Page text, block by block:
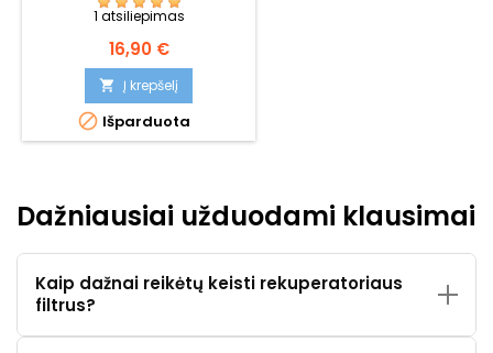
1 atsiliepimas
Kaina
16,90 €
 Į krepšelį
 Išparduota
Dažniausiai užduodami klausimai
Kaip dažnai reikėtų keisti rekuperatoriaus
filtrus?